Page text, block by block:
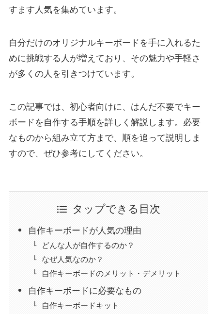
すます人気を集めています。
自分だけのオリジナルキーボードを手に入れるた
めに挑戦する人が増えており、その魅力や手軽さ
が多くの人を引きつけています。
この記事では、初心者向けに、はんだ不要でキー
ボードを自作する手順を詳しく解説します。必要
なものから組み立て方まで、順を追って説明しま
すので、ぜひ参考にしてください。
タップできる目次
自作キーボードが人気の理由
どんな人が自作するのか？
なぜ人気なのか？
自作キーボードのメリット・デメリット
自作キーボードに必要なもの
自作キーボードキット